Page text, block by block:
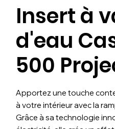
Insert à
d'eau
500
Apportez une touche
à votre intérieur avec la
Grâce à sa technologie